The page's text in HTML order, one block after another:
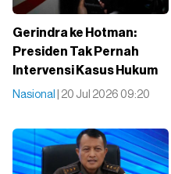
Gerindra ke Hotman:
Presiden Tak Pernah
Intervensi Kasus Hukum
Nasional | 20 Jul 2026 09:20